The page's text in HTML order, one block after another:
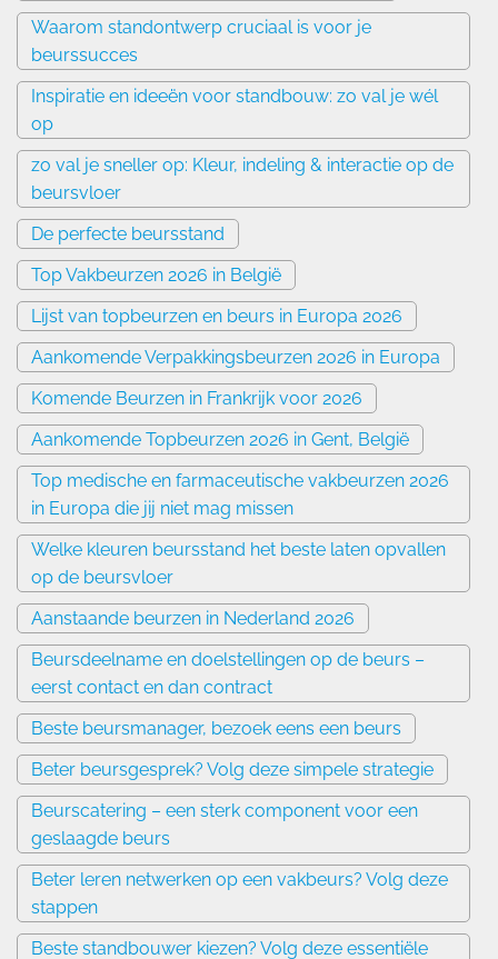
Waarom standontwerp cruciaal is voor je
beurssucces
Inspiratie en ideeën voor standbouw: zo val je wél
op
zo val je sneller op: Kleur, indeling & interactie op de
beursvloer
De perfecte beursstand
Top Vakbeurzen 2026 in België
Lijst van topbeurzen en beurs in Europa 2026
Aankomende Verpakkingsbeurzen 2026 in Europa
Komende Beurzen in Frankrijk voor 2026
Aankomende Topbeurzen 2026 in Gent, België
Top medische en farmaceutische vakbeurzen 2026
in Europa die jij niet mag missen
Welke kleuren beursstand het beste laten opvallen
op de beursvloer
Aanstaande beurzen in Nederland 2026
Beursdeelname en doelstellingen op de beurs –
eerst contact en dan contract
Beste beursmanager, bezoek eens een beurs
Beter beursgesprek? Volg deze simpele strategie
Beurscatering – een sterk component voor een
geslaagde beurs
Beter leren netwerken op een vakbeurs? Volg deze
stappen
Beste standbouwer kiezen? Volg deze essentiële